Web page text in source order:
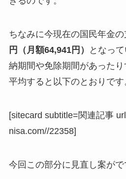
ちなみに今現在の国民年金
円（月額64,941円）
となっ
納期間や免除期間があった
平均すると以下のとおりです
[sitecard subtitle=関連記事
nisa.com//22358]
今回この部分に見直し案がで